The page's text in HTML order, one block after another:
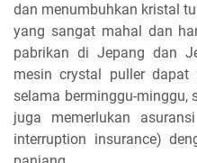
dan menumbuhkan kristal
yang sangat mahal dan
pabrikan di Jepang dan
mesin crystal puller dapat
selama berminggu-minggu,
juga memerlukan
interruption insurance)